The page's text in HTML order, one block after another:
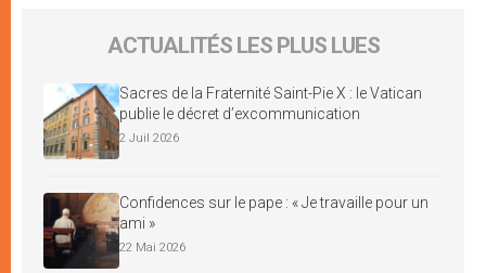
ACTUALITÉS LES PLUS LUES
Sacres de la Fraternité Saint-Pie X : le Vatican
publie le décret d’excommunication
2 Juil 2026
Confidences sur le pape : « Je travaille pour un
ami »
22 Mai 2026